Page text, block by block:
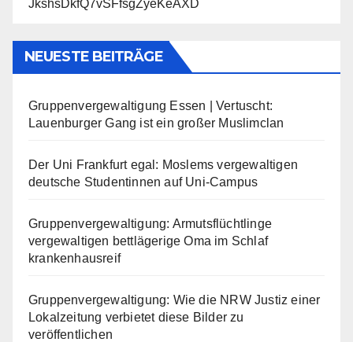
JkshsDkfQ7vSFfsgZyeKeAXD
NEUESTE BEITRÄGE
Gruppenvergewaltigung Essen | Vertuscht:
Lauenburger Gang ist ein großer Muslimclan
Der Uni Frankfurt egal: Moslems vergewaltigen
deutsche Studentinnen auf Uni-Campus
Gruppenvergewaltigung: Armutsflüchtlinge
vergewaltigen bettlägerige Oma im Schlaf
krankenhausreif
Gruppenvergewaltigung: Wie die NRW Justiz einer
Lokalzeitung verbietet diese Bilder zu
veröffentlichen